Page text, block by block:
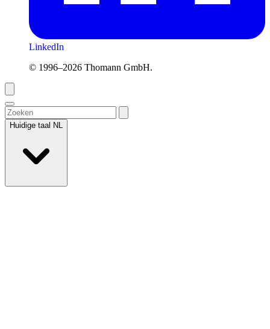
LinkedIn
© 1996–2026 Thomann GmbH.
Huidige taal NL